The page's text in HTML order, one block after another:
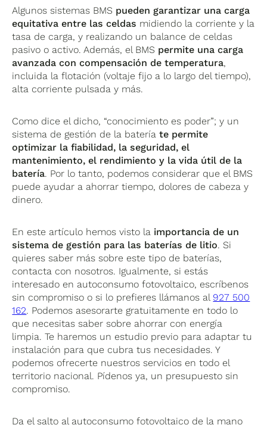
Algunos sistemas BMS pueden garantizar una carga
equitativa entre las celdas midiendo la corriente y la
tasa de carga, y realizando un balance de celdas
pasivo o activo. Además, el BMS permite una carga
avanzada con compensación de temperatura,
incluida la flotación (voltaje fijo a lo largo del tiempo),
alta corriente pulsada y más.
Como dice el dicho, “conocimiento es poder”; y un
sistema de gestión de la bateríate permite
optimizar la fiabilidad, la seguridad, el
mantenimiento, el rendimiento y la vida útil de la
batería. Por lo tanto, podemos considerar que el BMS
puede ayudar a ahorrar tiempo, dolores de cabeza y
dinero.
En este artículo hemos visto la importancia de un
sistema de gestión para las baterías de litio. Si
quieres saber más sobre este tipo de baterías,
contacta con nosotros. Igualmente, si estás
interesado en autoconsumo fotovoltaico, escríbenos
sin compromiso o si lo prefieres llámanos al 927 500
162. Podemos asesorarte gratuitamente en todo lo
que necesitas saber sobre ahorrar con energía
limpia. Te haremos un estudio previo para adaptar tu
instalación para que cubra tus necesidades. Y
podemos ofrecerte nuestros servicios en todo el
territorio nacional. Pídenos ya, un presupuesto sin
compromiso.
Da el salto al autoconsumo fotovoltaico de la mano